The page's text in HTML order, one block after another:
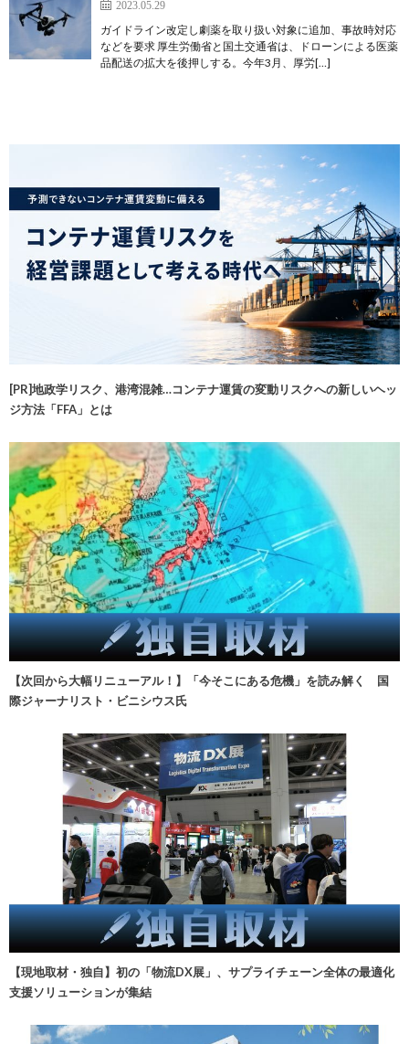
2023.05.29
ガイドライン改定し劇薬を取り扱い対象に追加、事故時対応
などを要求 厚生労働省と国土交通省は、ドローンによる医薬
品配送の拡大を後押しする。今年3月、厚労[…]
[PR]地政学リスク、港湾混雑…コンテナ運賃の変動リスクへの新しいヘッ
ジ方法「FFA」とは
【次回から大幅リニューアル！】「今そこにある危機」を読み解く 国
際ジャーナリスト・ビニシウス氏
【現地取材・独自】初の「物流DX展」、サプライチェーン全体の最適化
支援ソリューションが集結